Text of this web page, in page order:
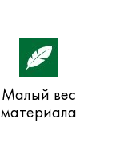
Малый вес
материала